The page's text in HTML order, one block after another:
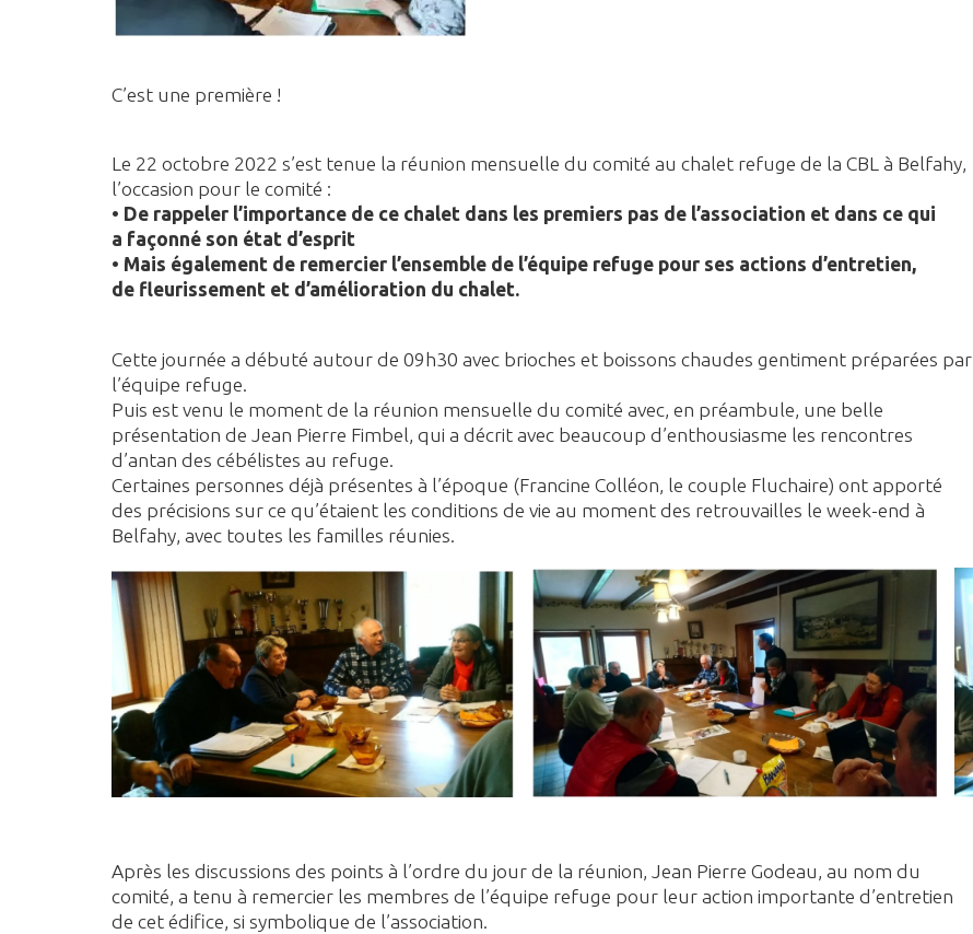
C’est une première !
Le 22 octobre 2022 s’est tenue la réunion mensuelle du comité au chalet refuge de la CBL à Belfahy,
l’occasion pour le comité :
• De rappeler l’importance de ce chalet dans les premiers pas de l’association et dans ce qui
a façonné son état d’esprit
• Mais également de remercier l’ensemble de l’équipe refuge pour ses actions d’entretien,
de fleurissement et d’amélioration du chalet.
Cette journée a débuté autour de 09h30 avec brioches et boissons chaudes gentiment préparées par
l’équipe refuge.
Puis est venu le moment de la réunion mensuelle du comité avec, en préambule, une belle
présentation de Jean Pierre Fimbel, qui a décrit avec beaucoup d’enthousiasme les rencontres
d’antan des cébélistes au refuge.
Certaines personnes déjà présentes à l’époque (Francine Colléon, le couple Fluchaire) ont apporté
des précisions sur ce qu’étaient les conditions de vie au moment des retrouvailles le week-end à
Belfahy, avec toutes les familles réunies.
Après les discussions des points à l’ordre du jour de la réunion, Jean Pierre Godeau, au nom du
comité, a tenu à remercier les membres de l’équipe refuge pour leur action importante d’entretien
de cet édifice, si symbolique de l’association.